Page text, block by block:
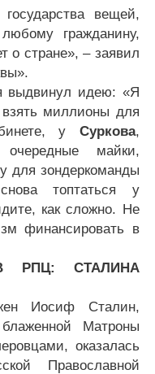
вещей,
гражданину,
о стране», – заявил
выдвинул идею: «Я
миллионы для
у Суркова,
майки,
для зондеркоманды
топтаться у
как сложно. Не
финансировать в
РПЦ: СТАЛИНА
Иосиф Сталин,
Матроны
оказалась
Православной